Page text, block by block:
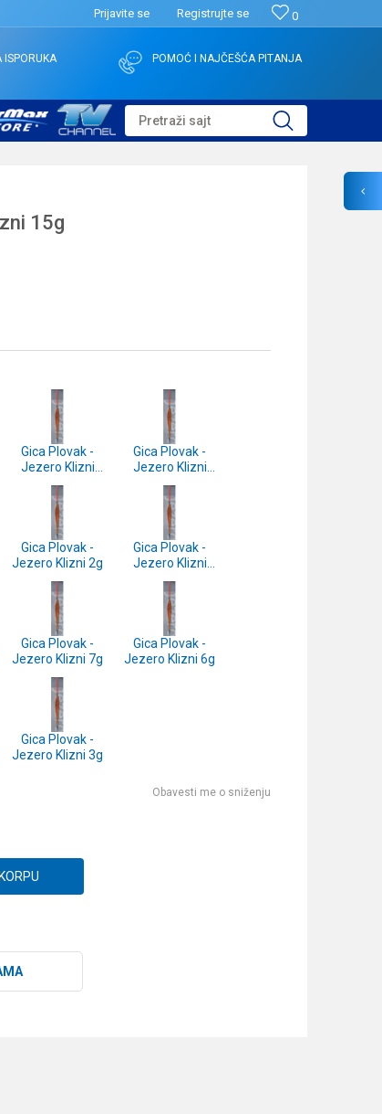
0
Prijavite se Registrujte se
ISPORUKA POMOĆ I NAJČEŠĆA PITANJA
Pretraži sajt
15g
Gica Plovak -
Jezero Klizni
14g
Gica Plovak -
Jezero Klizni
13g
Gica Plovak -
Jezero Klizni 2g
Gica Plovak -
Jezero Klizni
10g
Gica Plovak -
Jezero Klizni 7g
Gica Plovak -
Jezero Klizni 6g
Gica Plovak -
Jezero Klizni 3g
Obavesti me o sniženju